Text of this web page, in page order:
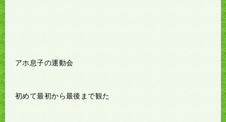
アホ息子の運動会
初めて最初から最後まで観た